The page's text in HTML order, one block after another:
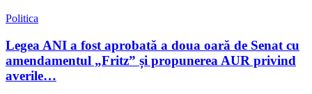
Politica
Legea ANI a fost aprobată a doua oară de Senat cu
amendamentul „Fritz” și propunerea AUR privind
averile…